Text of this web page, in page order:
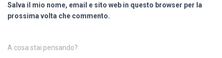
Salva il mio nome, email e sito web in questo browser per la
prossima volta che commento.
A cosa stai pensando?